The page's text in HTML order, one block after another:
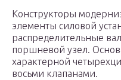
Конструкторы
элементы силовой
распределительные
поршневой узел.
характерной
восьми клапанами.